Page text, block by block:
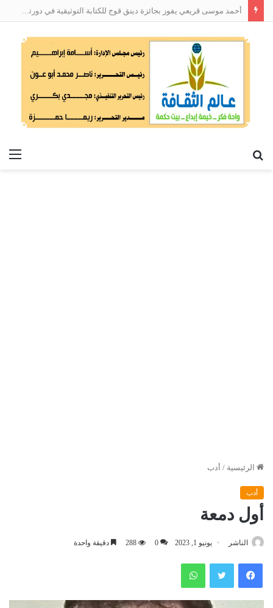
أحمد موسى قريعي يفوز بجائزة دينق قوج للكتابة التوثيقية في دورتها الأولى
الرئيسية / أدب
أدب
أول دمعة
الناشر يونيو 1, 2023 0
288 دقيقة واحدة
فيسبوك تويتر واتساب